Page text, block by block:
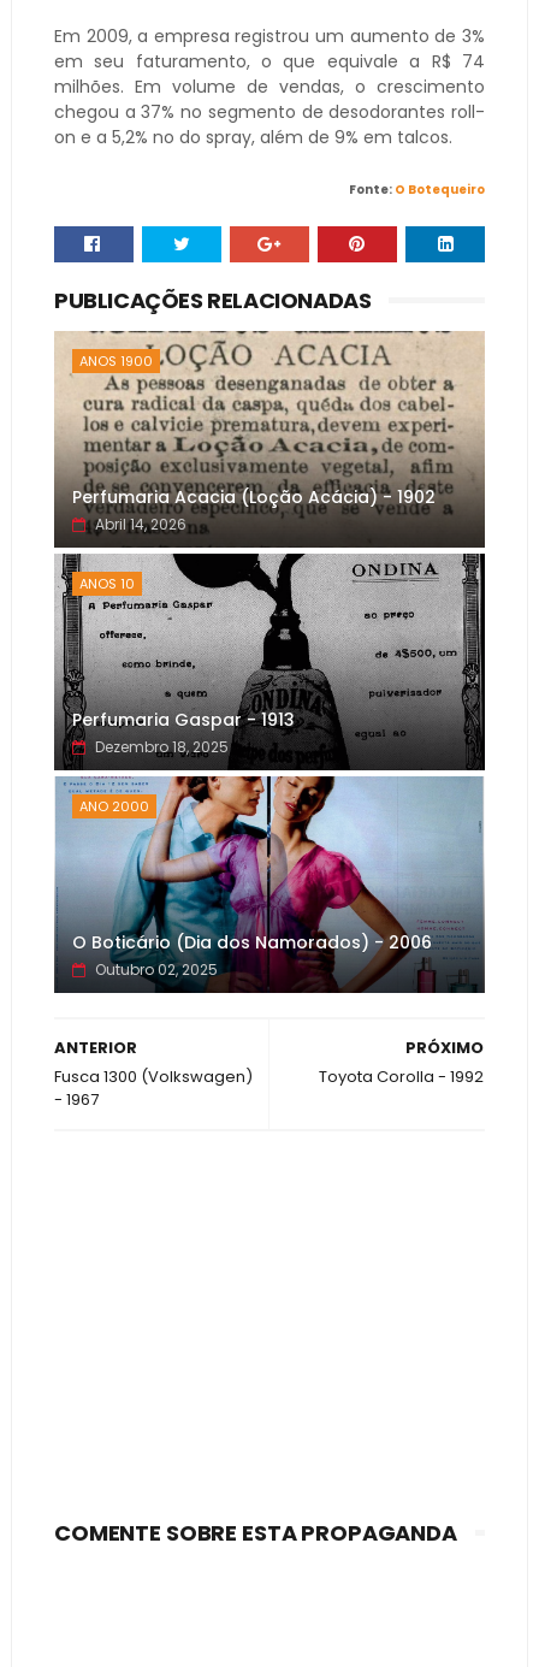
Em 2009, a empresa registrou um aumento de 3%
em seu faturamento, o que equivale a R$ 74
milhões. Em volume de vendas, o crescimento
chegou a 37% no segmento de desodorantes roll-
on e a 5,2% no do spray, além de 9% em talcos.
Fonte: O Botequeiro
PUBLICAÇÕES RELACIONADAS
ANOS 1900
Perfumaria Acacia (Loção Acácia) - 1902
Abril 14, 2026
ANOS 10
Perfumaria Gaspar - 1913
Dezembro 18, 2025
ANO 2000
O Boticário (Dia dos Namorados) - 2006
Outubro 02, 2025
PRÓXIMO
Toyota Corolla - 1992
ANTERIOR
Fusca 1300 (Volkswagen)
- 1967
COMENTE SOBRE ESTA PROPAGANDA